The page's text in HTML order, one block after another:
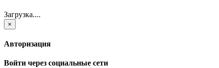
Загрузка....
×
Авторизация
Войти через социальные сети